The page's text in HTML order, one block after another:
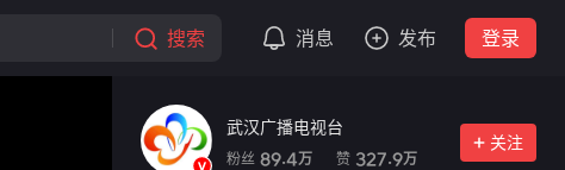
搜索 消息 发布 登录
武汉广播电视台
粉丝 89.4万 赞 327.9万
关注